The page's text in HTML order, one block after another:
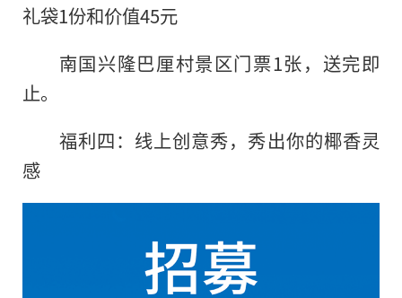
礼袋1份和价值45元
南国兴隆巴厘村景区门票1张，送完即
止。
福利四：线上创意秀，秀出你的椰香灵
感